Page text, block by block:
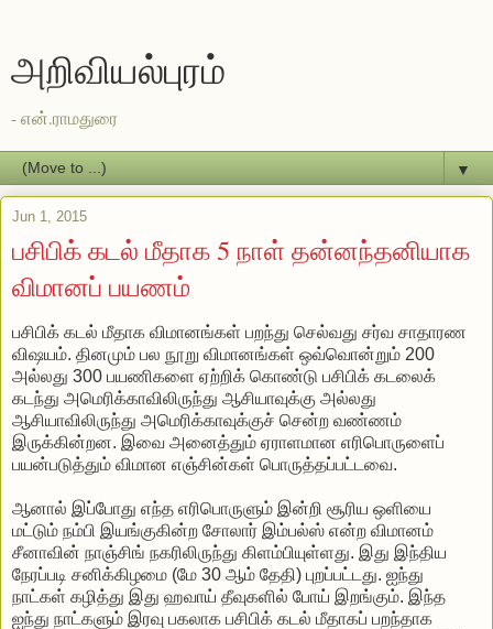
அறிவியல்புரம்
- என்.ராமதுரை
▼
Jun 1, 2015
பசிபிக் கடல் மீதாக 5 நாள் தன்னந்தனியாக
விமானப் பயணம்
பசிபிக் கடல் மீதாக விமானங்கள் பறந்து செல்வது சர்வ சாதாரண
விஷயம். தினமும் பல நூறு விமானங்கள் ஒவ்வொன்றும் 200
அல்லது 300 பயணிகளை ஏற்றிக் கொண்டு பசிபிக் கடலைக்
கடந்து அமெரிக்காவிலிருந்து ஆசியாவுக்கு அல்லது
ஆசியாவிலிருந்து அமெரிக்காவுக்குச் சென்ற வண்ணம்
இருக்கின்றன. இவை அனைத்தும் ஏராளமான எரிபொருளைப்
பயன்படுத்தும் விமான எஞ்சின்கள் பொருத்தப்பட்டவை.
ஆனால் இப்போது எந்த எரிபொருளும் இன்றி சூரிய ஒளியை
மட்டும் நம்பி இயங்குகின்ற சோலார் இம்பல்ஸ் என்ற விமானம்
சீனாவின் நாஞ்சிங் நகரிலிருந்து கிளம்பியுள்ளது. இது இந்திய
நேரப்படி சனிக்கிழமை (மே 30 ஆம் தேதி) புறப்பட்டது. ஐந்து
நாட்கள் கழித்து இது ஹவாய் தீவுகளில் போய் இறங்கும். இந்த
ஐந்து நாட்களும் இரவு பகலாக பசிபிக் கடல் மீதாகப் பறந்தாக